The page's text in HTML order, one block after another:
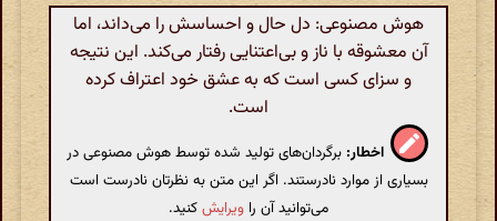
هوش مصنوعی: دل حال و احساسش را می‌داند، اما
آن معشوقه با ناز و بی‌اعتنایی رفتار می‌کند. این نتیجه‌
و سزای کسی است که به عشق خود اعتراف کرده
است.
اخطار: برگردان‌های تولید شده توسط هوش مصنوعی در
بسیاری از موارد نادرستند. اگر این متن به نظرتان نادرست است
می‌توانید آن را ویرایشکنید.